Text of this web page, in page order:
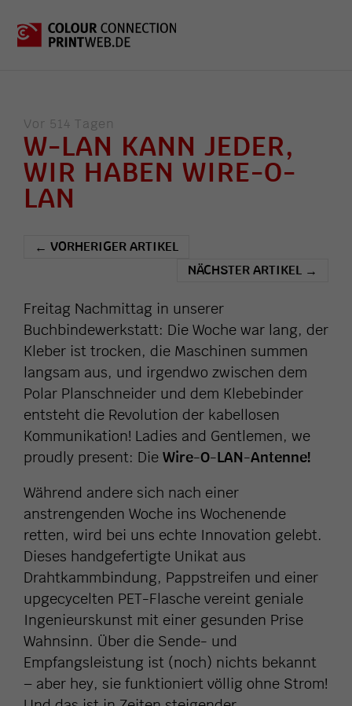
Vor 514 Tagen
W-LAN KANN JEDER,
WIR HABEN WIRE-O-
LAN
← VORHERIGER ARTIKEL
NÄCHSTER ARTIKEL →
Freitag Nachmittag in unserer
Buchbindewerkstatt: Die Woche war lang, der
Kleber ist trocken, die Maschinen summen
langsam aus, und irgendwo zwischen dem
Polar Planschneider und dem Klebebinder
entsteht die Revolution der kabellosen
Kommunikation! Ladies and Gentlemen, we
proudly present: Die Wire-O-LAN-Antenne!
Während andere sich nach einer
anstrengenden Woche ins Wochenende
retten, wird bei uns echte Innovation gelebt.
Dieses handgefertigte Unikat aus
Drahtkammbindung, Pappstreifen und einer
upgecycelten PET-Flasche vereint geniale
Ingenieurskunst mit einer gesunden Prise
Wahnsinn. Über die Sende- und
Empfangsleistung ist (noch) nichts bekannt
– aber hey, sie funktioniert völlig ohne Strom!